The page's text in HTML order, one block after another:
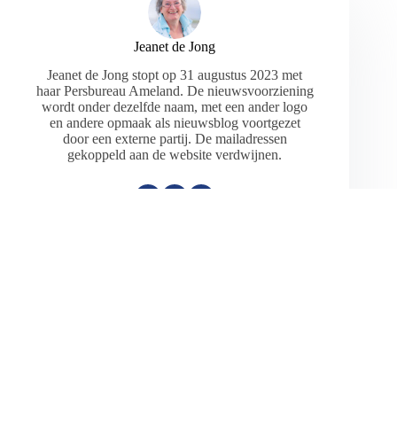
Jeanet de Jong
Jeanet de Jong stopt op 31 augustus 2023 met
haar Persbureau Ameland. De nieuwsvoorziening
wordt onder dezelfde naam, met een ander logo
en andere opmaak als nieuwsblog voortgezet
door een externe partij. De mailadressen
gekoppeld aan de website verdwijnen.